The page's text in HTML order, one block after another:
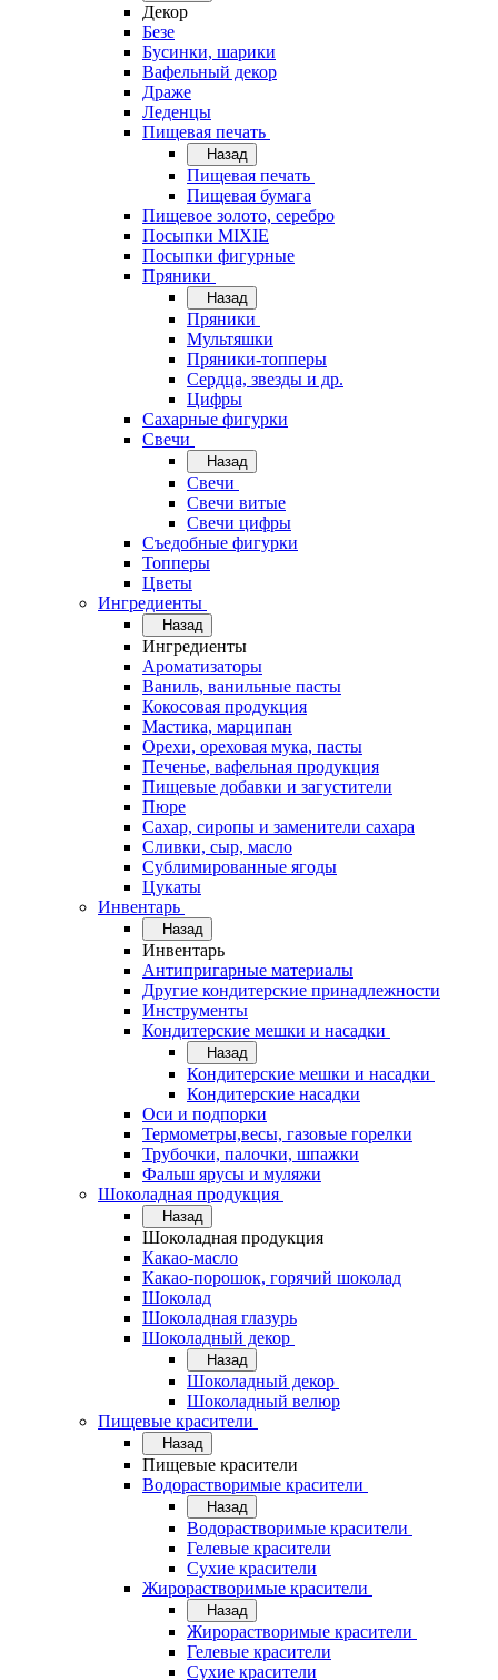
Декор
Безе
Бусинки, шарики
Вафельный декор
Драже
Леденцы
Пищевая печать
Назад
Пищевая печать
Пищевая бумага
Пищевое золото, серебро
Посыпки MIXIE
Посыпки фигурные
Пряники
Назад
Пряники
Мультяшки
Пряники-топперы
Сердца, звезды и др.
Цифры
Сахарные фигурки
Свечи
Назад
Свечи
Свечи витые
Свечи цифры
Съедобные фигурки
Топперы
Цветы
Ингредиенты
Назад
Ингредиенты
Ароматизаторы
Ваниль, ванильные пасты
Кокосовая продукция
Мастика, марципан
Орехи, ореховая мука, пасты
Печенье, вафельная продукция
Пищевые добавки и загустители
Пюре
Сахар, сиропы и заменители сахара
Сливки, сыр, масло
Сублимированные ягоды
Цукаты
Инвентарь
Назад
Инвентарь
Антипригарные материалы
Другие кондитерские принадлежности
Инструменты
Кондитерские мешки и насадки
Назад
Кондитерские мешки и насадки
Кондитерские насадки
Оси и подпорки
Термометры,весы, газовые горелки
Трубочки, палочки, шпажки
Фальш ярусы и муляжи
Шоколадная продукция
Назад
Шоколадная продукция
Какао-масло
Какао-порошок, горячий шоколад
Шоколад
Шоколадная глазурь
Шоколадный декор
Назад
Шоколадный декор
Шоколадный велюр
Пищевые красители
Назад
Пищевые красители
Водорастворимые красители
Назад
Водорастворимые красители
Гелевые красители
Сухие красители
Жирорастворимые красители
Назад
Жирорастворимые красители
Гелевые красители
Сухие красители